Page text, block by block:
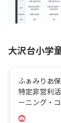
大沢台小学
ふぁみりあ
特定非営利
ーニング・